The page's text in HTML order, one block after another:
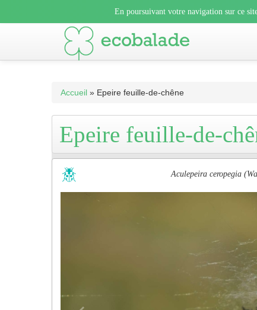
En poursuivant votre navigation sur
En poursuivant votre navigation sur ce
En poursuivant votre navigation sur ce site, vous acceptez
Accueil » Epeire feuille-de-chêne
Epeire feuille-de-
Aculepeira ceropegia